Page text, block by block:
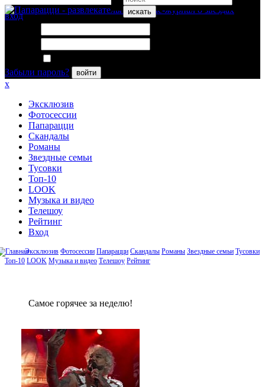
искать
вход
Забыли пароль?
войти
x
Эксклюзив
Фотосессии
Папарацци
Скандалы
Романы
Звездные семьи
Тусовки
Топ-10
LOOK
Музыка и видео
Телешоу
Рейтинг
Вход
Эксклюзив Фотосессии Папарацци Скандалы Романы Звездные семьи Тусовки
Топ-10 LOOK Музыка и видео Телешоу Рейтинг
Сaмое гoрячее за неделю!